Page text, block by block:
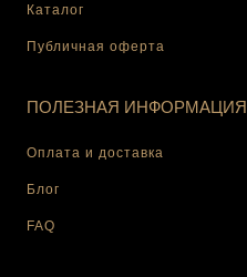
Каталог
Публичная оферта
ПОЛЕЗНАЯ ИНФОРМАЦИЯ
Оплата и доставка
Блог
FAQ